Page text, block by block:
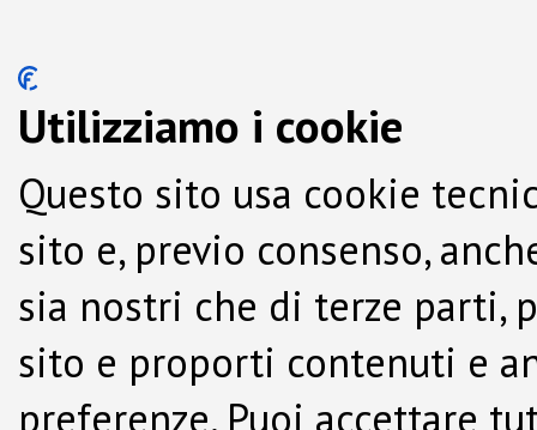
Utilizziamo i cookie
Questo sito usa cookie
sito e, previo consenso,
sia nostri che di terze parti,
sito e proporti contenuti e
preferenze. Puoi accettare